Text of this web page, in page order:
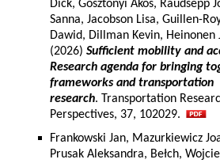
Dick, Gosztonyi Ákos, Raudsepp
Sanna, Jacobson Lisa, Guillen-
Dawid, Dillman Kevin, Heinonen
(2026) Sufficient mobility and
Research agenda for bringing
frameworks and transportation
research. Transportation
Perspectives, 37, 102029.
Frankowski Jan, Mazurkiewicz
Prusak Aleksandra, Bełch,